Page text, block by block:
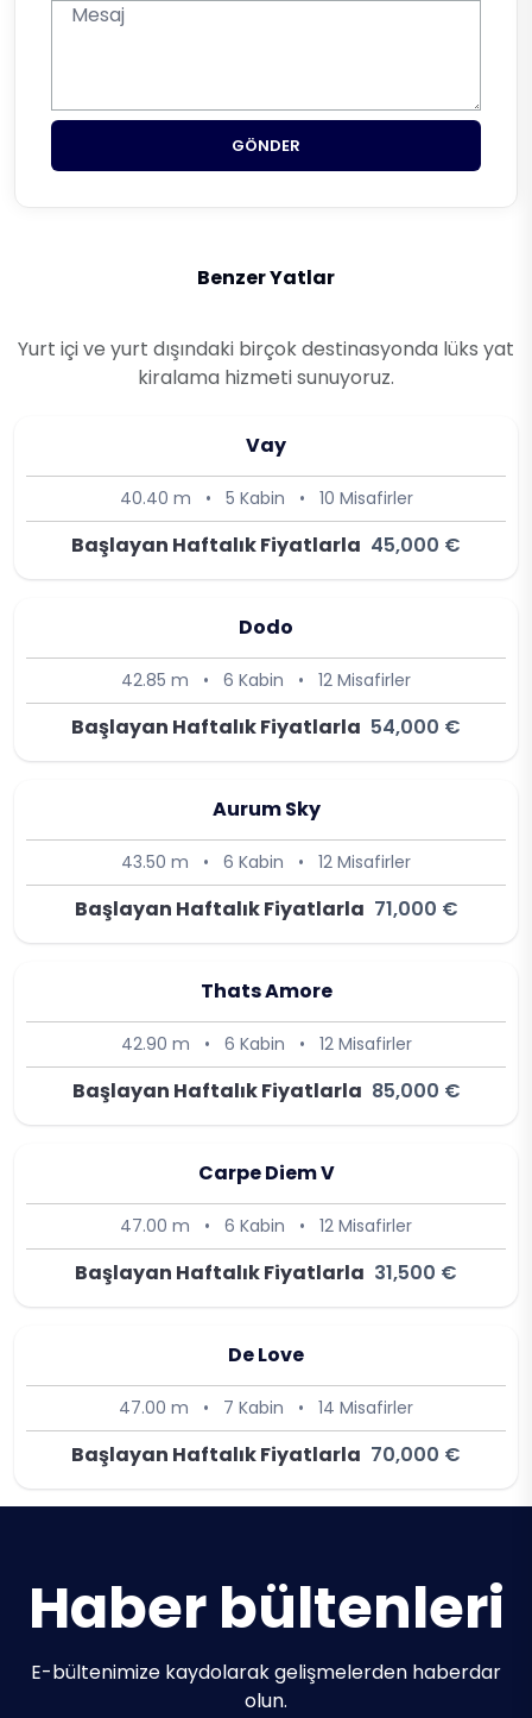
GÖNDER
Benzer Yatlar
Yurt içi ve yurt dışındaki birçok destinasyonda lüks yat
kiralama hizmeti sunuyoruz.
Vay
40.40 m • 5 Kabin • 10 Misafirler
Başlayan Haftalık Fiyatlarla 45,000 €
Dodo
42.85 m • 6 Kabin • 12 Misafirler
Başlayan Haftalık Fiyatlarla 54,000 €
Aurum Sky
43.50 m • 6 Kabin • 12 Misafirler
Başlayan Haftalık Fiyatlarla 71,000 €
Thats Amore
42.90 m • 6 Kabin • 12 Misafirler
Başlayan Haftalık Fiyatlarla 85,000 €
Carpe Diem V
47.00 m • 6 Kabin • 12 Misafirler
Başlayan Haftalık Fiyatlarla 31,500 €
De Love
47.00 m • 7 Kabin • 14 Misafirler
Başlayan Haftalık Fiyatlarla 70,000 €
Haber bültenleri
E-bültenimize kaydolarak gelişmelerden haberdar
olun.